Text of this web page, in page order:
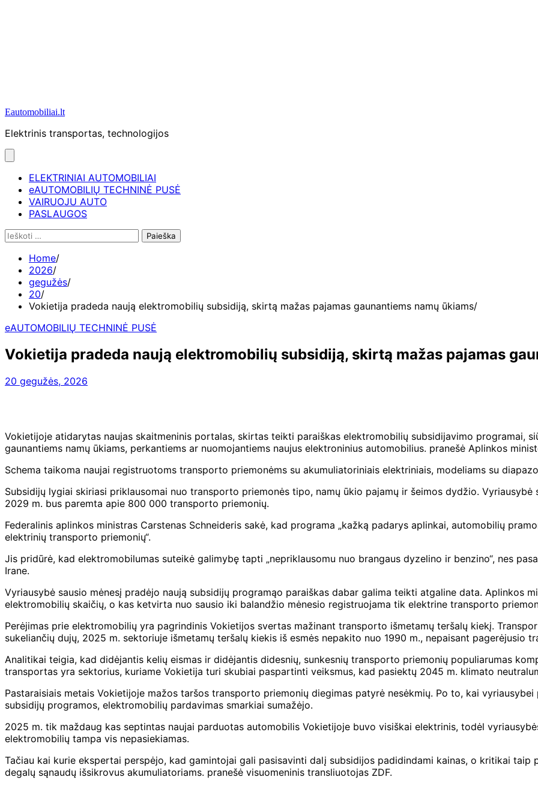
Eautomobiliai.lt
Elektrinis transportas, technologijos
ELEKTRINIAI AUTOMOBILIAI
eAUTOMOBILIŲ TECHNINĖ PUSĖ
VAIRUOJU AUTO
PASLAUGOS
Ieškoti:
Home
2026
gegužės
20
Vokietija pradeda naują elektromobilių subsidiją, skirtą mažas pajamas gaunantiems namų ūkiams
eAUTOMOBILIŲ TECHNINĖ PUSĖ
Vokietija pradeda naują elektromobilių subsidiją, skirtą mažas pajamas
20 gegužės, 2026
Vokietijoje atidarytas naujas skaitmeninis portalas, skirtas teikti paraiškas elektromobilių subsidijavimo programai,
gaunantiems namų ūkiams, perkantiems ar nuomojantiems naujus elektroninius automobilius. pranešė Aplinkos
Schema taikoma naujai registruotoms transporto priemonėms su akumuliatoriniais elektriniais, modeliams su
Subsidijų lygiai skiriasi priklausomai nuo transporto priemonės tipo, namų ūkio pajamų ir šeimos dydžio.
2029 m. bus paremta apie 800 000 transporto priemonių.
Federalinis aplinkos ministras Carstenas Schneideris sakė, kad programa „kažką padarys aplinkai, automobilių
elektrinių transporto priemonių“.
Jis pridūrė, kad elektromobilumas suteikė galimybę tapti „nepriklausomu nuo brangaus dyzelino ir benzino“, nes
Irane.
Vyriausybė sausio mėnesį pradėjo naują subsidijų programąo paraiškas dabar galima teikti atgaline data. Aplinkos
elektromobilių skaičių, o kas ketvirta nuo sausio iki balandžio mėnesio registruojama tik elektrine transporto
Perėjimas prie elektromobilių yra pagrindinis Vokietijos svertas mažinant transporto išmetamų teršalų kiekį.
sukeliančių dujų, 2025 m. sektoriuje išmetamų teršalų kiekis iš esmės nepakito nuo 1990 m., nepaisant pagerėjusio
Analitikai teigia, kad didėjantis kelių eismas ir didėjantis didesnių, sunkesnių transporto priemonių populiarumas
transportas yra sektorius, kuriame Vokietija turi skubiai paspartinti veiksmus, kad pasiektų 2045 m. klimato
Pastaraisiais metais Vokietijoje mažos taršos transporto priemonių diegimas patyrė nesėkmių. Po to, kai
subsidijų programos, elektromobilių pardavimas smarkiai sumažėjo.
2025 m. tik maždaug kas septintas naujai parduotas automobilis Vokietijoje buvo visiškai elektrinis, todėl
elektromobilių tampa vis nepasiekiamas.
Tačiau kai kurie ekspertai perspėjo, kad gamintojai gali pasisavinti dalį subsidijos padidindami kainas, o kritikai taip
degalų sąnaudų išsikrovus akumuliatoriams. pranešė visuomeninis transliuotojas ZDF.